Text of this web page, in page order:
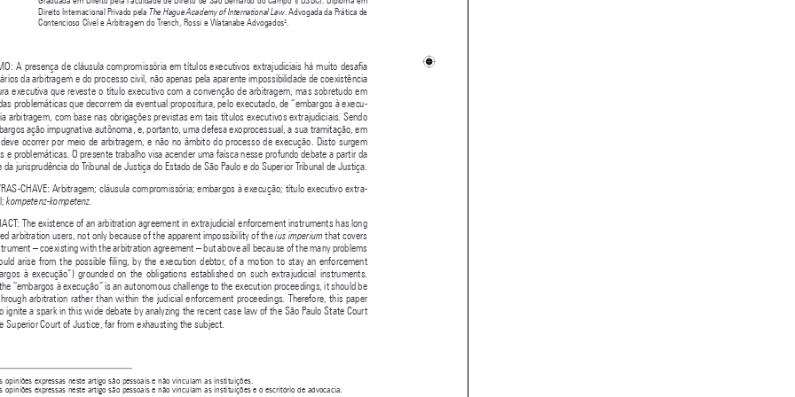
  











 

 










Graduada em Direito pela Faculdade de Direito de São Bernardo do Campo (FDSBC). Diploma em
Direito Internacional Privado pela The Hague Academy of International Law. Advogada da Prática de
Contencioso Cível e Arbitragem do Trench, Rossi e Watanabe Advogados
RESUMO: A presença de cláusula compromissória em títulos executivos extrajudiciais há muito desafia
os usuários da arbitragem e do processo civil, não apenas pela aparente impossibilidade de coexistência
da figura executiva que reveste o título executivo com a convenção de arbitragem, mas sobretudo em
razão das problemáticas que decorrem da eventual propositura, pelo executado, de “embargos à execu-
ção” via arbitragem, com base nas obrigações previstas em tais títulos executivos extrajudiciais. Sendo
os embargos ação impugnativa autônoma, e, portanto, uma defesa exoprocessual, a sua tramitação, em
regra, deve ocorrer por meio de arbitragem, e não no âmbito do processo de execução. Disto surgem
dúvidas e problemáticas. O presente trabalho visa acender uma faísca nesse profundo debate a partir da
análise da jurisprudência do Tribunal de Justiça do Estado de São Paulo e do Superior Tribunal de Justiça.
PALAVRAS-CHAVE: Arbitragem; cláusula compromissória; embargos à execução; título executivo extra-
judicial; kompetenz-kompetenz.
ABSTRACT: The existence of an arbitration agreement in extrajudicial enforcement instruments has long
bothered arbitration users, not only because of the apparent impossibility of the
that  could  arise  from  the  possible  filing,  by  the  execution  debtor,  of  a  motion  to  stay  an  enforcement
(“embargos  à  execução”)  grounded  on  the  obligations  established  on  such  extrajudicial  instruments.
Since the “embargos à execução” is an autonomous challenge to the execution proceedings, it should be
dealt through arbitration rather than within the judicial enforcement proceedings. Therefore, this paper
aims to ignite a spark in this wide debate by analyzing the recent case law of the São Paulo State Court
and the Superior Court of Justice, far from exhausting the subject.
1
As opiniões expressas neste artigo são pessoais e não vinculam as instituições.
2
As opiniões expressas neste artigo são pessoais e não vinculam as instituições e o escritório de advocacia.